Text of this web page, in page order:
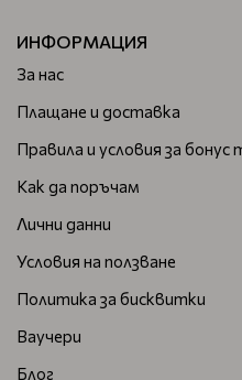
ИНФОРМАЦИЯ
За нас
Плащане и доставка
Правила и условия за бонус
Как да поръчам
Лични данни
Условия на ползване
Политика за бисквитки
Ваучери
Блог